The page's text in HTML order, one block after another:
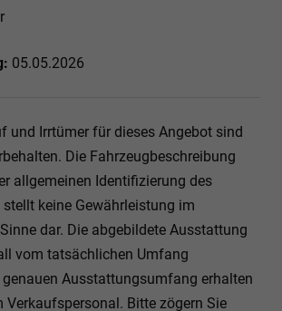
05.05.2026
und Irrtümer für dieses Angebot sind
Die Fahrzeugbeschreibung
allgemeinen Identifizierung des
keine Gewährleistung im
dar. Die abgebildete Ausstattung
vom tatsächlichen Umfang
genauen Ausstattungsumfang erhalten
Verkaufspersonal. Bitte zögern Sie